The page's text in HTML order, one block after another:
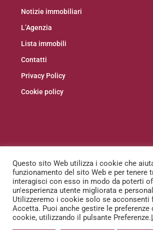
Notizie immobiliari
L’Agenzia
Lista immobili
Contatti
Privacy Policy
Cookie policy
Questo sito Web utilizza i cookie che
funzionamento del sito Web e per tenere
interagisci con esso in modo da poterti
un'esperienza utente migliorata e
Utilizzeremo i cookie solo se acconsenti
Accetta. Puoi anche gestire le preferenze
cookie, utilizzando il pulsante Preferenze.